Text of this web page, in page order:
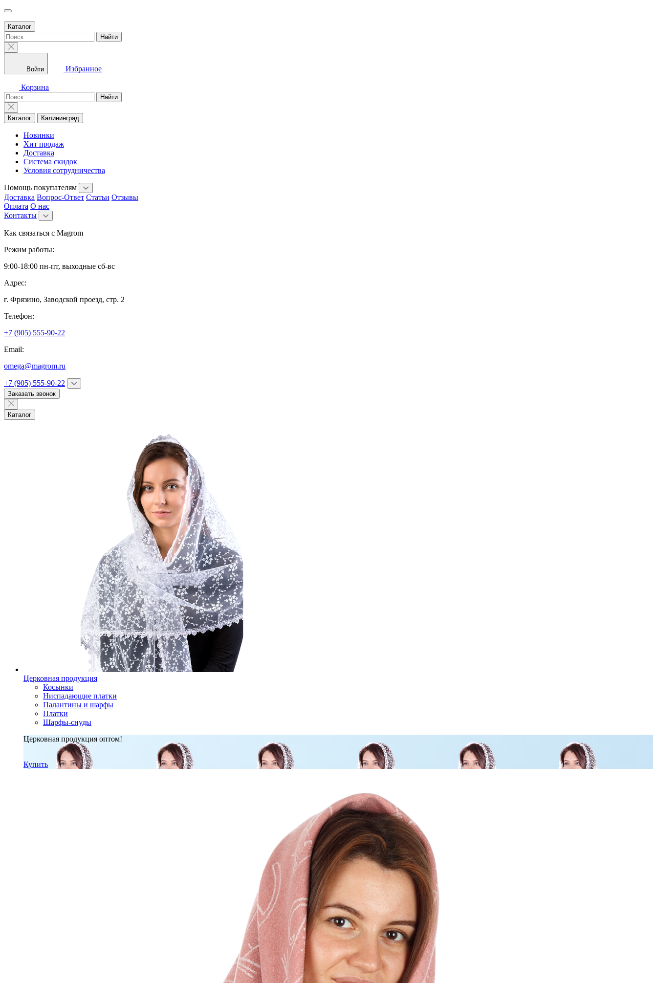
Каталог
Найти
Войти Избранное
Корзина
Найти
Каталог Калининград
Новинки
Хит продаж
Доставка
Система скидок
Условия сотрудничества
Помощь покупателям
Доставка Вопрос-Ответ Статьи Отзывы
Оплата О нас
Контакты
Как связаться с Magrom
Режим работы:
9:00-18:00 пн-пт, выходные сб-вс
Адрес:
г. Фрязино, Заводской проезд, стр. 2
Телефон:
+7 (905) 555-90-22
Email:
omega@magrom.ru
+7 (905) 555-90-22
Заказать звонок
Каталог
Церковная продукция
Косынки
Ниспадающие платки
Палантины и шарфы
Платки
Шарфы-снуды
Церковная продукция оптом!
Купить